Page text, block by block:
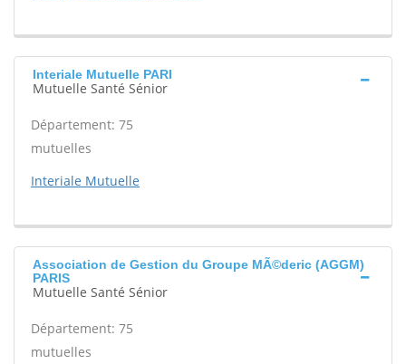
Interiale Mutuelle PARI
Mutuelle Santé Sénior
Département: 75
mutuelles
Interiale Mutuelle
Association de Gestion du Groupe MÃ©deric (AGGM)
PARIS
Mutuelle Santé Sénior
Département: 75
mutuelles